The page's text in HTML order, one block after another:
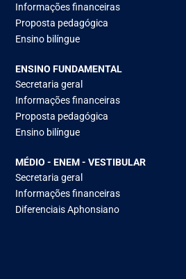
Informações financeiras
Proposta pedagógica
Ensino bilíngue
ENSINO FUNDAMENTAL
Secretaria geral
Informações financeiras
Proposta pedagógica
Ensino bilíngue
MÉDIO - ENEM - VESTIBULAR
Secretaria geral
Informações financeiras
Diferenciais Aphonsiano